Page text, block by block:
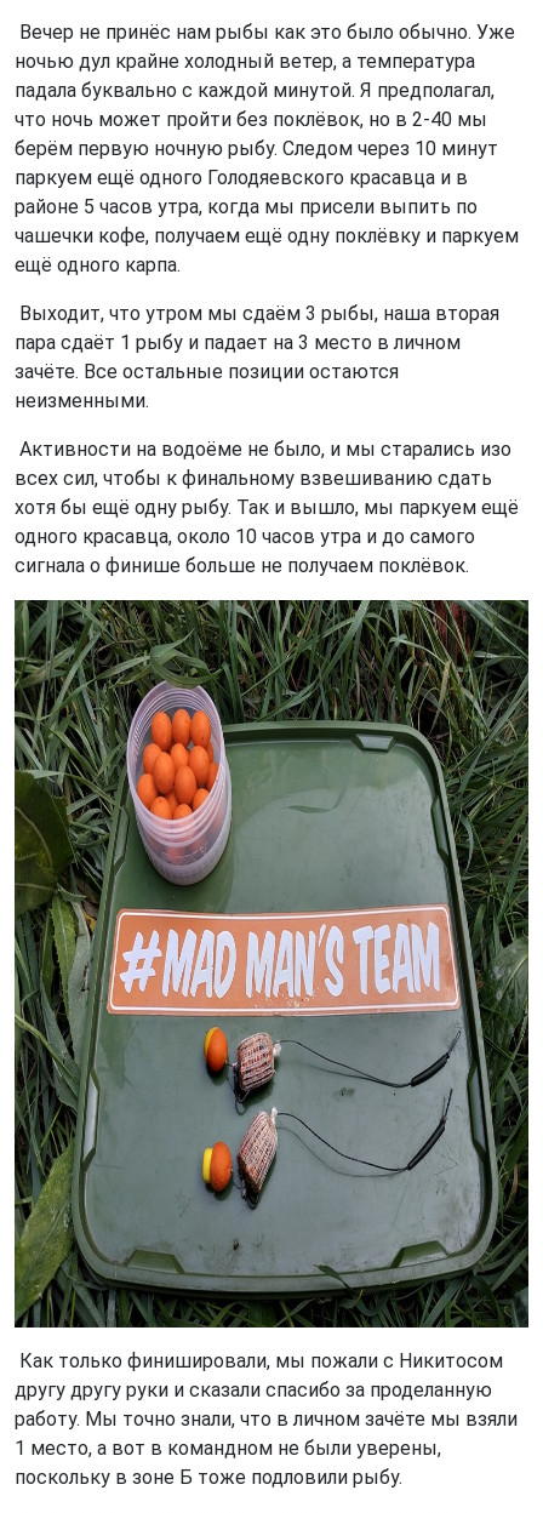
Вечер не принёс нам рыбы как это было обычно. Уже
ночью дул крайне холодный ветер, а температура
падала буквально с каждой минутой. Я предполагал,
что ночь может пройти без поклёвок, но в 2-40 мы
берём первую ночную рыбу. Следом через 10 минут
паркуем ещё одного Голодяевского красавца и в
районе 5 часов утра, когда мы присели выпить по
чашечки кофе, получаем ещё одну поклёвку и паркуем
ещё одного карпа.
Выходит, что утром мы сдаём 3 рыбы, наша вторая
пара сдаёт 1 рыбу и падает на 3 место в личном
зачёте. Все остальные позиции остаются
неизменными.
Активности на водоёме не было, и мы старались изо
всех сил, чтобы к финальному взвешиванию сдать
хотя бы ещё одну рыбу. Так и вышло, мы паркуем ещё
одного красавца, около 10 часов утра и до самого
сигнала о финише больше не получаем поклёвок.
Как только финишировали, мы пожали с Никитосом
другу другу руки и сказали спасибо за проделанную
работу. Мы точно знали, что в личном зачёте мы взяли
1 место, а вот в командном не были уверены,
поскольку в зоне Б тоже подловили рыбу.